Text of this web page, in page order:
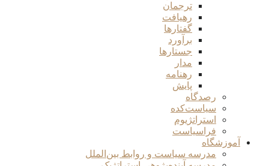
ترجمان
رهیافت
گفتارها
برآورد
جستارها
مدار
رهنامه
پایش
رصدگاه
سیاست‌کده
استراتژیوم
فراسیاست
آموزشگاه
مدرسه سیاست و روابط بین‌الملل